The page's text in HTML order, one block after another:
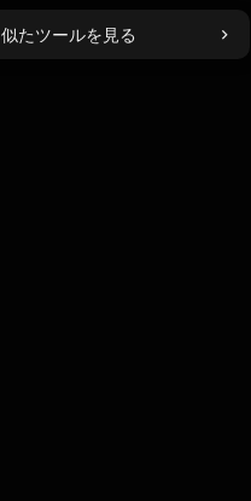
似たツールを見る